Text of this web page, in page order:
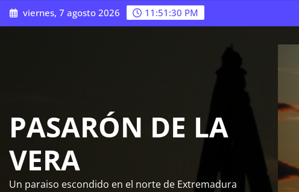
Saltar
al
viernes, 7 agosto 2026 11:51:31 PM
PASARÓN DE LA
VERA
Un paraiso escondido en el norte de Extremadura